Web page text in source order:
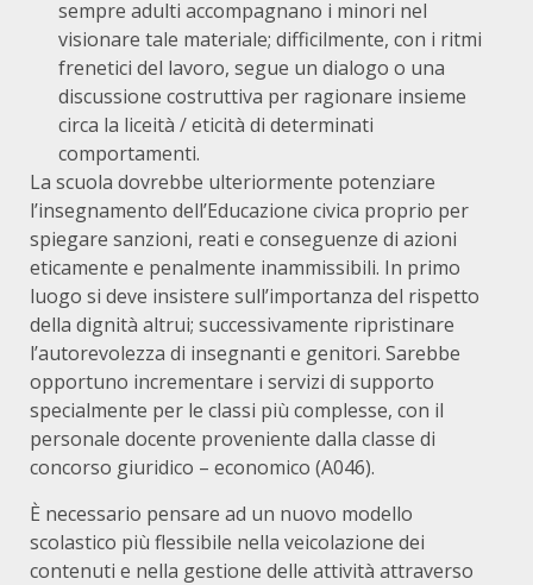
sempre adulti accompagnano i minori nel
visionare tale materiale; difficilmente, con i ritmi
frenetici del lavoro, segue un dialogo o una
discussione costruttiva per ragionare insieme
circa la liceità / eticità di determinati
comportamenti.
La scuola dovrebbe ulteriormente potenziare
l’insegnamento dell’Educazione civica proprio per
spiegare sanzioni, reati e conseguenze di azioni
eticamente e penalmente inammissibili. In primo
luogo si deve insistere sull’importanza del rispetto
della dignità altrui; successivamente ripristinare
l’autorevolezza di insegnanti e genitori. Sarebbe
opportuno incrementare i servizi di supporto
specialmente per le classi più complesse, con il
personale docente proveniente dalla classe di
concorso giuridico – economico (A046).
È necessario pensare ad un nuovo modello
scolastico più flessibile nella veicolazione dei
contenuti e nella gestione delle attività attraverso